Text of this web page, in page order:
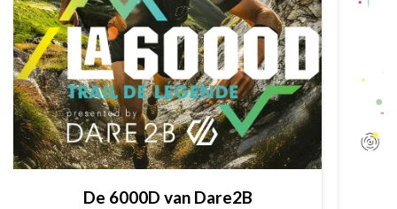
De 6000D van Dare2B